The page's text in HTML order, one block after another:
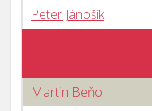
Peter Jánošík
Martin Beňo